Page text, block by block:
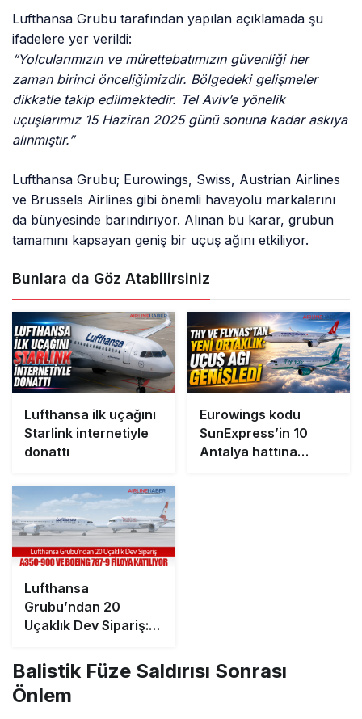
Lufthansa Grubu tarafından yapılan açıklamada şu
ifadelere yer verildi:
“Yolcularımızın ve mürettebatımızın güvenliği her
zaman birinci önceliğimizdir. Bölgedeki gelişmeler
dikkatle takip edilmektedir. Tel Aviv’e yönelik
uçuşlarımız 15 Haziran 2025 günü sonuna kadar askıya
alınmıştır.”
Lufthansa Grubu; Eurowings, Swiss, Austrian Airlines
ve Brussels Airlines gibi önemli havayolu markalarını
da bünyesinde barındırıyor. Alınan bu karar, grubun
tamamını kapsayan geniş bir uçuş ağını etkiliyor.
Bunlara da Göz Atabilirsiniz
Lufthansa ilk uçağını
Starlink internetiyle
donattı
Eurowings kodu
SunExpress’in 10
Antalya hattına
Lufthansa
Grubu’ndan 20
Uçaklık Dev Sipariş:
787-9 Filoya Katılıyor
Balistik Füze Saldırısı Sonrası
Önlem